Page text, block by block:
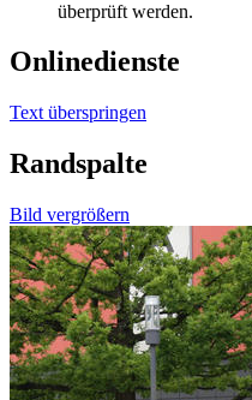
überprüft werden.
Onlinedienste
Text überspringen
Randspalte
Bild vergrößern